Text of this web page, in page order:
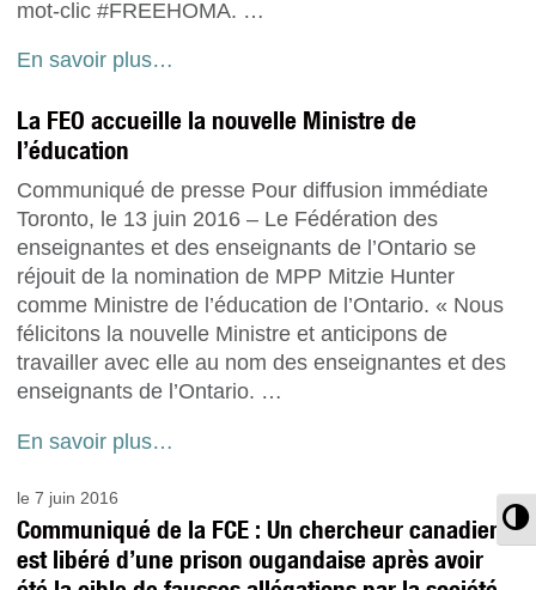
mot-clic #FREEHOMA. …
En savoir plus…
La FEO accueille la nouvelle Ministre de
l’éducation
Communiqué de presse Pour diffusion immédiate
Toronto, le 13 juin 2016 – Le Fédération des
enseignantes et des enseignants de l’Ontario se
réjouit de la nomination de MPP Mitzie Hunter
comme Ministre de l’éducation de l’Ontario. « Nous
félicitons la nouvelle Ministre et anticipons de
travailler avec elle au nom des enseignantes et des
enseignants de l’Ontario. …
En savoir plus…
le 7 juin 2016
Communiqué de la FCE : Un chercheur canadien
est libéré d’une prison ougandaise après avoir